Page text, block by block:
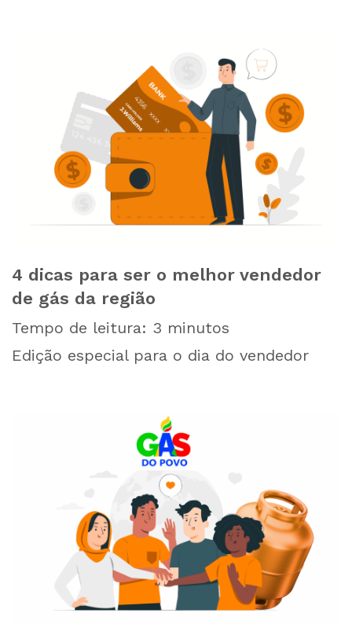
4 dicas para ser o melhor vendedor
de gás da região
Tempo de leitura: 3 minutos
Edição especial para o dia do vendedor